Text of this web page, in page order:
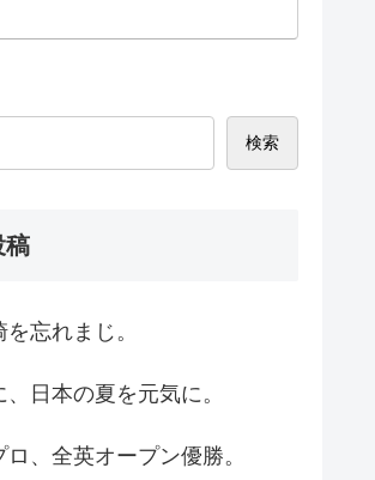
検索
稿
忘れまじ。
日本の夏を元気に。
、全英オープン優勝。